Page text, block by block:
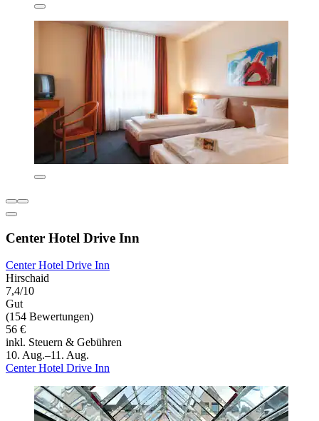
Center Hotel Drive Inn
Center Hotel Drive Inn
Hirschaid
7,4/10
Gut
(154 Bewertungen)
56 €
inkl. Steuern & Gebühren
10. Aug.–11. Aug.
Center Hotel Drive Inn